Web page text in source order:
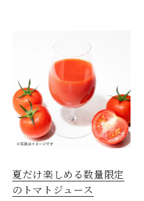
夏だけ楽しめる数量限定
のトマトジュース